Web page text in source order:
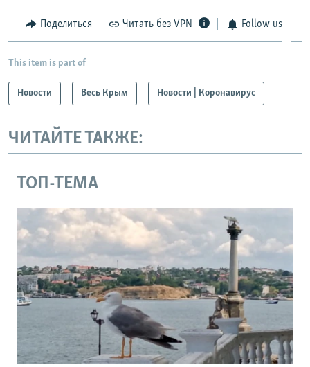
Поделиться Читать без VPN Follow us
This item is part of
Новости Весь Крым Новости | Коронавирус
ЧИТАЙТЕ ТАКЖЕ:
ТОП-ТЕМА